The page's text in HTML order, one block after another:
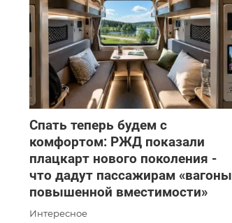
Спать теперь будем с
комфортом: РЖД показали
плацкарт нового поколения -
что дадут пассажирам «вагоны
повышенной вместимости»
Интересное